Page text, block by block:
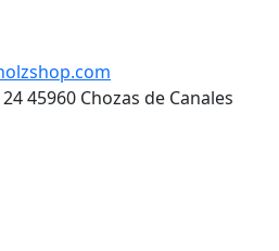
45960 Chozas de Canales